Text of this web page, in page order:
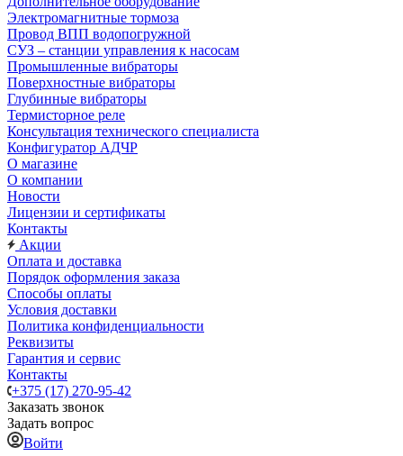
Электромагнитные тормоза
Провод ВПП водопогружной
СУЗ – станции управления к насосам
Промышленные вибраторы
Поверхностные вибраторы
Глубинные вибраторы
Термисторное реле
Консультация технического специалиста
Конфигуратор АДЧР
О магазине
О компании
Новости
Лицензии и сертификаты
Контакты
Акции
Оплата и доставка
Порядок оформления заказа
Способы оплаты
Условия доставки
Политика конфиденциальности
Реквизиты
Гарантия и сервис
Контакты
+375 (17) 270-95-42
Заказать звонок
Задать вопрос
Войти